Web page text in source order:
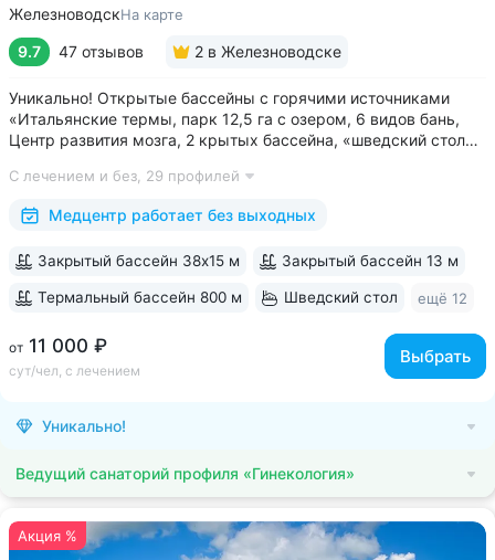
ЖелезноводскНа карте
9.7 47 отзывов 2 в Железноводске
Уникально! Открытые бассейны с горячими источниками
«Итальянские термы, парк 12,5 га с озером, 6 видов бань,
Центр развития мозга, 2 крытых бассейна, «шведский стол»
большой спа-комплекс, вода «Легенда Кавказа» •
Расположен в уединенном...
С лечением и без, 29 профилей
Медцентр работает без выходных
от 11 000 ₽
сут/чел, с лечением
Выбрать
Закрытый бассейн 38х15 м Закрытый бассейн 13 м
Термальный бассейн 800 м Шведский стол ещё 12
Уникально!
Ведущий санаторий профиля «Гинекология»
Акция %